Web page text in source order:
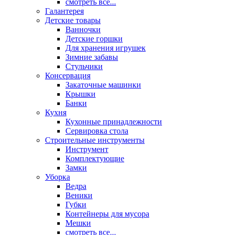
смотреть все...
Галантерея
Детские товары
Ванночки
Детские горшки
Для хранения игрушек
Зимние забавы
Стульчики
Консервация
Закаточные машинки
Крышки
Банки
Кухня
Кухонные принадлежности
Сервировка стола
Строительные инструменты
Инструмент
Комплектующие
Замки
Уборка
Ведра
Веники
Губки
Контейнеры для мусора
Мешки
смотреть все...